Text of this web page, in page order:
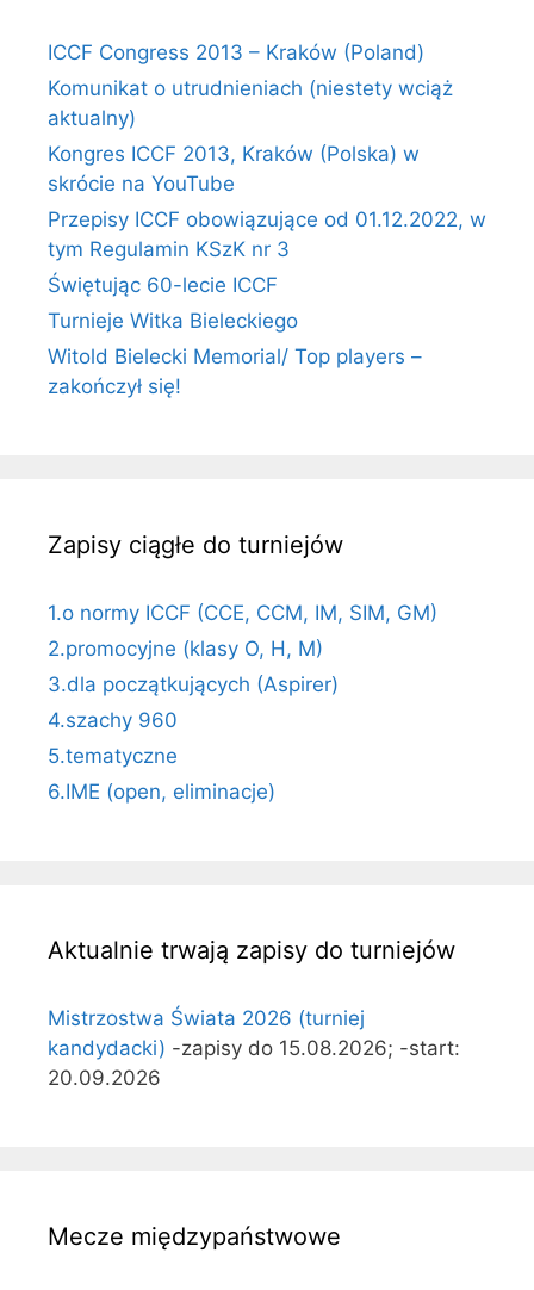
ICCF Congress 2013 – Kraków (Poland)
Komunikat o utrudnieniach (niestety wciąż
aktualny)
Kongres ICCF 2013, Kraków (Polska) w
skrócie na YouTube
Przepisy ICCF obowiązujące od 01.12.2022, w
tym Regulamin KSzK nr 3
Świętując 60-lecie ICCF
Turnieje Witka Bieleckiego
Witold Bielecki Memorial/ Top players –
zakończył się!
Zapisy ciągłe do turniejów
1.o normy ICCF (CCE, CCM, IM, SIM, GM)
2.promocyjne (klasy O, H, M)
3.dla początkujących (Aspirer)
4.szachy 960
5.tematyczne
6.IME (open, eliminacje)
Aktualnie trwają zapisy do turniejów
Mistrzostwa Świata 2026 (turniej
kandydacki) -zapisy do 15.08.2026; -start:
20.09.2026
Mecze międzypaństwowe